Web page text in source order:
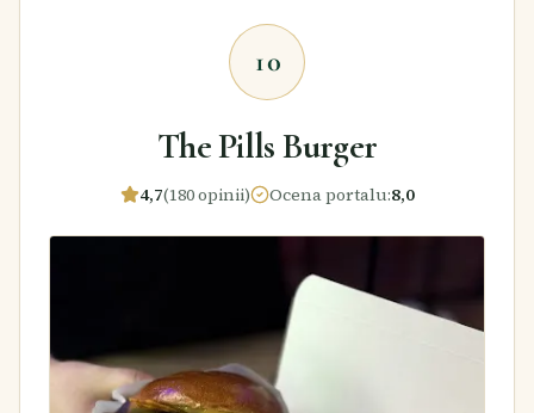
10
The Pills Burger
4,7(180 opinii) Ocena portalu:8,0